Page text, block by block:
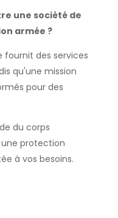
une société de
armée ?
fournit des services
qu'une mission
pour des
du corps
une protection
à vos besoins.